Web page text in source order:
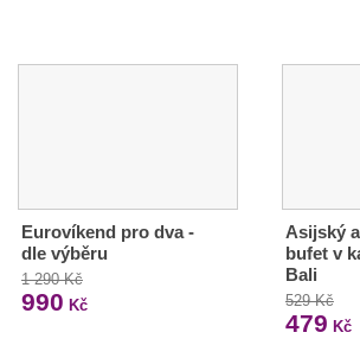
Eurovíkend pro dva -
dle výběru
1 290 Kč
990 Kč
Asijský
bufet v
Bali
529 Kč
479 Kč